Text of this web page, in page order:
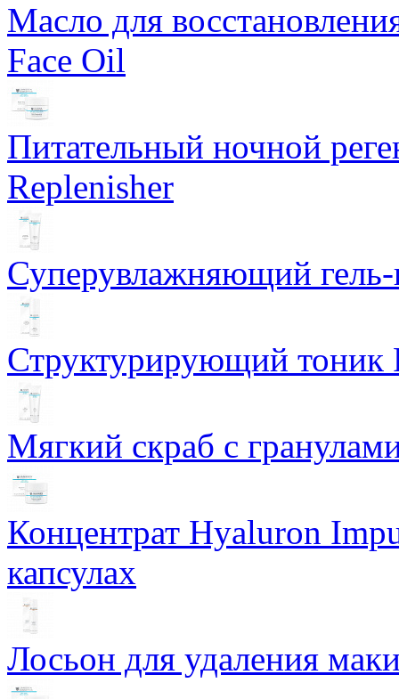
Масло для
Face Oil
Питательный ночной
Replenisher
Суперувлажняющий
Структурирующий тоник
Мягкий скраб с
Концентрат Hyaluron
капсулах
Лосьон для удаления